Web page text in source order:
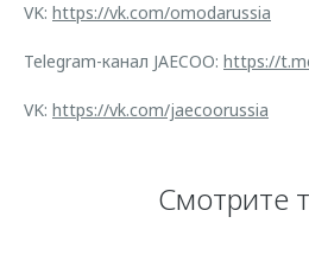
VK: https://vk.com/omodarussia
Telegram-канал JAECOO: https://
VK: https://vk.com/jaecoorussia
Смотрите